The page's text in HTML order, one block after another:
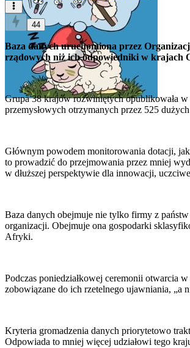
44
Baza danych uruchomiona przez
rządowych niż ich odpowiedniki w krajach
Grupa 38 krajów rozwiniętych opublikowała
przemysłowych otrzymanych przez 525
Głównym powodem monitorowania dotacji,
to prowadzić do przejmowania przez mniej
w dłuższej perspektywie dla innowacji,
Baza danych obejmuje nie tylko firmy z
organizacji. Obejmuje ona gospodarki
Afryki.
Podczas poniedziałkowej ceremonii otwarcia
zobowiązane do ich rzetelnego ujawniania,
Kryteria gromadzenia danych priorytetowo
Odpowiada to mniej więcej udziałowi tego